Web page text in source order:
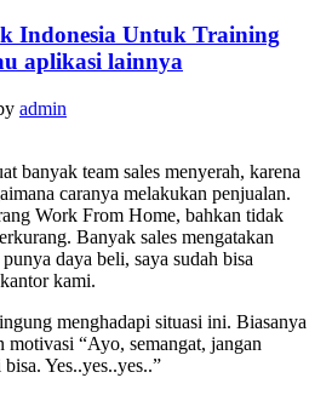
Indonesia Untuk Training
aplikasi lainnya
admin
banyak team sales menyerah, karena
caranya melakukan penjualan.
Work From Home, bahkan tidak
Banyak sales mengatakan
daya beli, saya sudah bisa
kami.
menghadapi situasi ini. Biasanya
motivasi “Ayo, semangat, jangan
Yes..yes..yes..”